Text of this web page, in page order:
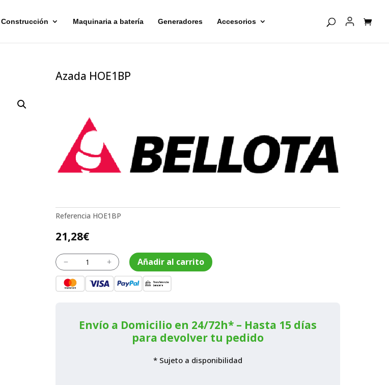
Construcción Maquinaria a batería Generadores Accesorios
Azada HOE1BP
Referencia HOE1BP
21,28€
K
Azada
HOE1BP
cantidad
L Añadir al carrito
Envío a Domicilio en 24/72h* – Hasta 15 días
para devolver tu pedido
* Sujeto a disponibilidad